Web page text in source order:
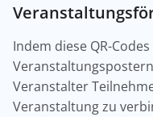
Indem diese QR-
Veranstalter
Veranstaltung zu